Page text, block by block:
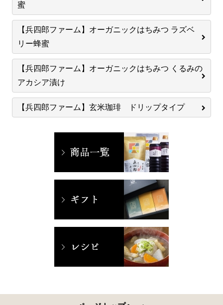
蜜
【兵四郎ファーム】オーガニックはちみつ ラズベ
リー蜂蜜
【兵四郎ファーム】オーガニックはちみつ くるみの
アカシア漬け
【兵四郎ファーム】玄米珈琲 ドリップタイプ